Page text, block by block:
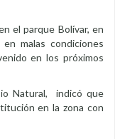
el parque Bolívar, en
malas condiciones
en los próximos
Natural, indicó que
en la zona con